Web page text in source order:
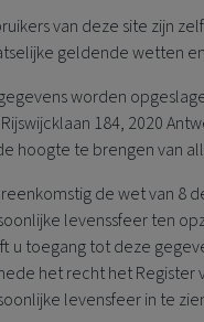
van deze site zijn
geldende wetten
worden
184, 2020
hoogte te brengen van
de wet van 8
levenssfeer ten
u toegang tot deze
het recht het Register
levensfeer in te